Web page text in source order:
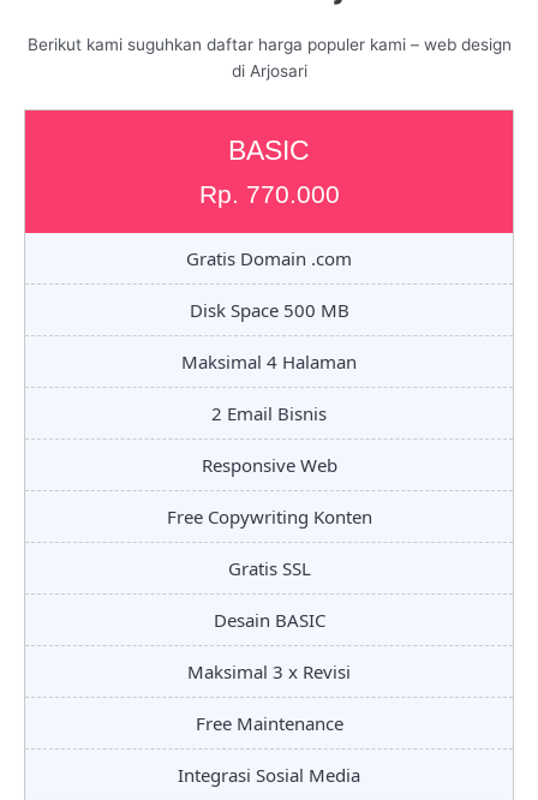
Berikut kami suguhkan daftar harga populer kami – web design
di Arjosari
BASIC
Rp. 770.000
Gratis Domain .com
Disk Space 500 MB
Maksimal 4 Halaman
2 Email Bisnis
Responsive Web
Free Copywriting Konten
Gratis SSL
Desain BASIC
Maksimal 3 x Revisi
Free Maintenance
Integrasi Sosial Media